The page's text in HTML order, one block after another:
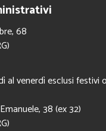
68
al venerdì esclusi festivi
38 (ex 32)